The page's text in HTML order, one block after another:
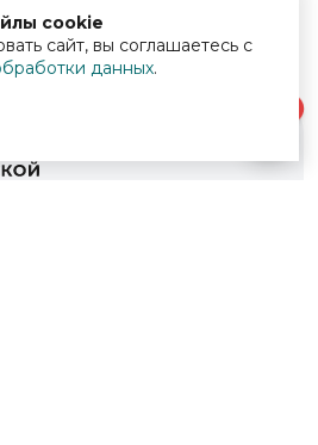
cookie
сайт, вы соглашаетесь с
данных.